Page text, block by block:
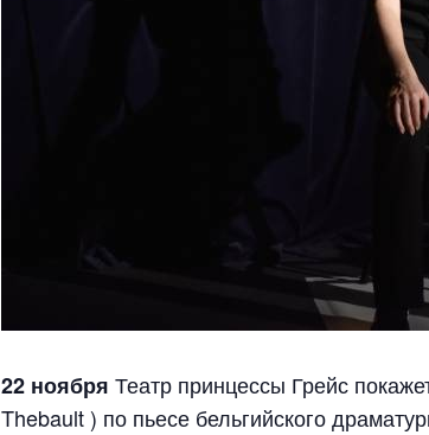
22 ноября Театр принцессы Грейс
Thebault ) по пьесе бельгийского